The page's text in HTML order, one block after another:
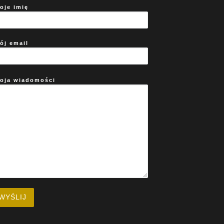
imię
email
wiadomości